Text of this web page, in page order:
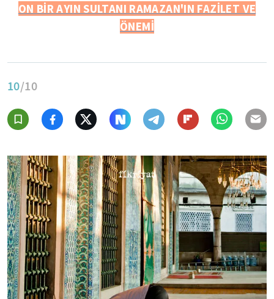
ON BİR AYIN SULTANI RAMAZAN'IN FAZİLET VE
ÖNEMİ
10/10